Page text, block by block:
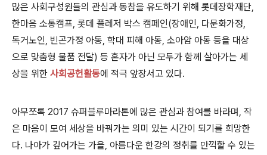
많은 사회구성원들의 관심과 동참을 유도하기 위해 롯데장학재단,
한마음 소통캠프 , 롯데 플레저 박스 캠페인(장애인, 다문화가정,
독거노인, 빈곤가정 아동, 학대 피해 아동, 소아암 아동 등을 대상
으로 맞춤형 물품 전달) 등 혼자가 아닌 모두가 함께 살아가는 세
상을 위한 사회공헌활동에 적극 앞장서고 있다.
아무쪼록 2017 슈퍼블루마라톤에 많은 관심과 참여를 바라며, 작
은 마음이 모여 세상을 바꿔가는 의미 있는 시간이 되기를 희망한
다. 나아가 깊어가는 가을, 아름다운 한강의 정취를 만끽할 수 있는